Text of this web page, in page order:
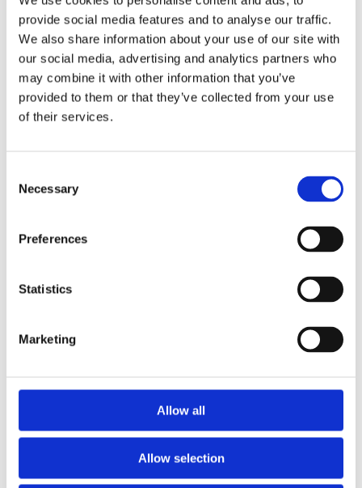
provide social media features and to analyse our traffic.
We also share information about your use of our site with
our social media, advertising and analytics partners who
may combine it with other information that you’ve
provided to them or that they’ve collected from your use
of their services.
Selection
Necessary
Preferences
Statistics
Marketing
Allow all
Allow selection
Рульове управління